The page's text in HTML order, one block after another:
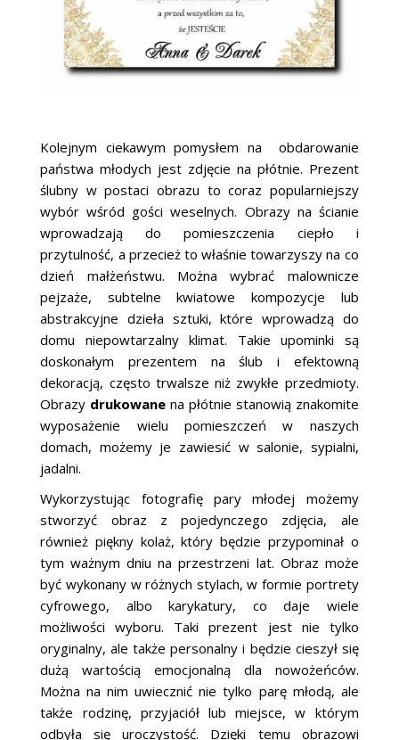
Kolejnym ciekawym pomysłem na obdarowanie
państwa młodych jest zdjęcie na płótnie. Prezent
ślubny w postaci obrazu to coraz popularniejszy
wybór wśród gości weselnych. Obrazy na ścianie
wprowadzają do pomieszczenia ciepło i
przytulność, a przecież to właśnie towarzyszy na co
dzień małżeństwu. Można wybrać malownicze
pejzaże, subtelne kwiatowe kompozycje lub
abstrakcyjne dzieła sztuki, które wprowadzą do
domu niepowtarzalny klimat. Takie upominki są
doskonałym prezentem na ślub i efektowną
dekoracją, często trwalsze niż zwykłe przedmioty.
Obrazy drukowane na płótnie stanowią znakomite
wyposażenie wielu pomieszczeń w naszych
domach, możemy je zawiesić w salonie, sypialni,
jadalni.
Wykorzystując fotografię pary młodej możemy
stworzyć obraz z pojedynczego zdjęcia, ale
również piękny kolaż, który będzie przypominał o
tym ważnym dniu na przestrzeni lat. Obraz może
być wykonany w różnych stylach, w formie portrety
cyfrowego, albo karykatury, co daje wiele
możliwości wyboru. Taki prezent jest nie tylko
oryginalny, ale także personalny i będzie cieszył się
dużą wartością emocjonalną dla nowożeńców.
Można na nim uwiecznić nie tylko parę młodą, ale
także rodzinę, przyjaciół lub miejsce, w którym
odbyła się uroczystość. Dzięki temu obrazowi